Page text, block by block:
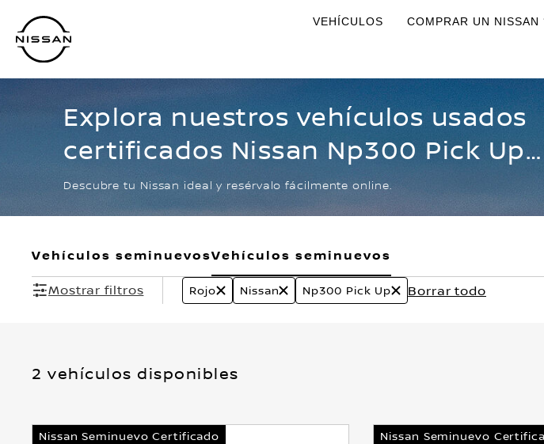
contenido
principal
VEHÍCULOS COMPRAR UN NISSAN
Explora nuestros vehículos usados
certificados Nissan Np300 Pick Up
Rojo
Descubre tu Nissan ideal y resérvalo fácilmente online.
Vehículos seminuevosVehículos seminuevos
Mostrar filtros
Rojo Nissan Np300 Pick Up Borrar todo
2 vehículos disponibles
Nissan Seminuevo Certificado Nissan Seminuevo